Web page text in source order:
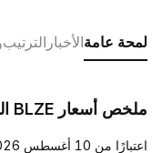
لمحة عامةالأخبار الترتيب
ملخص أسعار BLZE المباشر